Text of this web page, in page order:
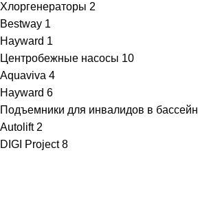
Хлоргенераторы 2
Bestway 1
Hayward 1
Центробежные насосы 10
Aquaviva 4
Hayward 6
Подъемники для инвалидов в бассейн
Autolift 2
DIGI Project 8